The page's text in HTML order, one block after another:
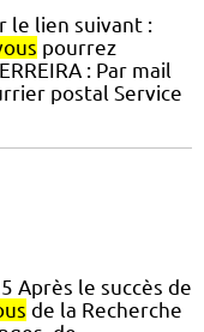
le lien suivant :
pourrez
: Par mail
postal Service
Après le succès de
de la Recherche